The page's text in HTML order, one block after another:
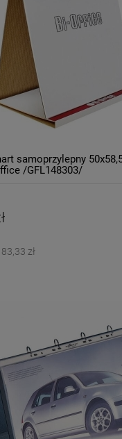
samoprzylepny
/GFL148303/
83,33 zł